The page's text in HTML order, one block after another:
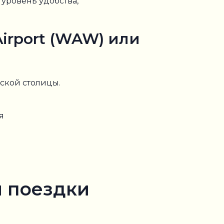
(WAW) или
столицы.